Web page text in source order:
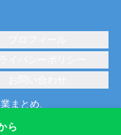
ら
まとめ.